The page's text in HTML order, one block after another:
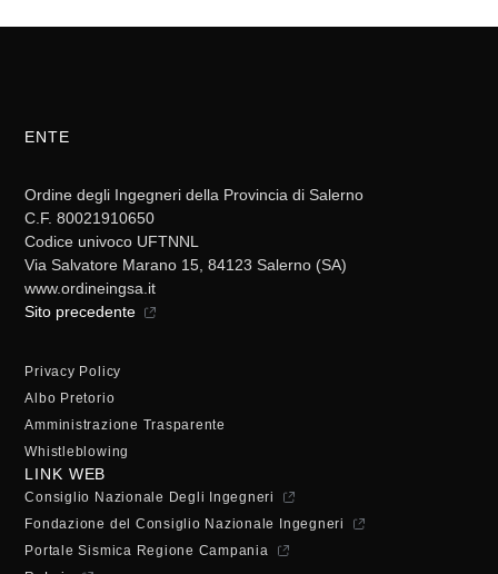
ENTE
Ordine degli Ingegneri della Provincia di Salerno
C.F. 80021910650
Codice univoco UFTNNL
Via Salvatore Marano 15, 84123 Salerno (SA)
www.ordineingsa.it
Sito precedente
Privacy Policy
Albo Pretorio
Amministrazione Trasparente
Whistleblowing
LINK WEB
Consiglio Nazionale Degli Ingegneri
Fondazione del Consiglio Nazionale Ingegneri
Portale Sismica Regione Campania